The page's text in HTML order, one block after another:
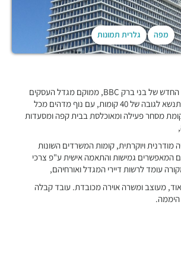
מפה גלרית תמונות
בלב מתחם העסקים החדש של בני ברק BBC, ממוקם מגדל העסקים
"ב.ס.ר 4", המגדל מתנשא לגובה של 40 קומות, עם נוף מדהים מכל
מסחר פעילה ומאוכלסת בבית קפה ומסעדות
מודרנית ויוקרתית, קומות המשרדים השונות
המאפשרים גמישות והתאמה אישית ע"פ צרכי
עומד לרשות דיירי המגדל ואורחיהם,
מעוצב ומשרה אוירה מכובדת. עובד קבלה
היממה.